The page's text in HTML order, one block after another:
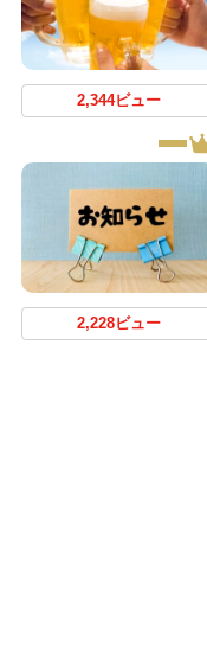
2,344ビュー
2,228ビュー